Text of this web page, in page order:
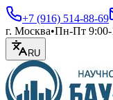
+7 (916) 514-88-69
г. Москва•Пн-Пт 9:00-
RU